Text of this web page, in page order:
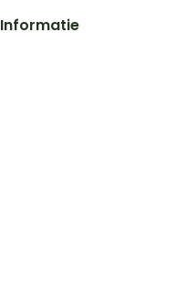
Informatie